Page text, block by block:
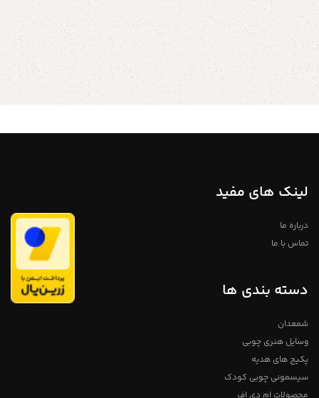
عروسک عرضه می شود. محصول :
عروسک چوبی جنس : چوب ساده
روشن اندازه : طول ۸ الی ۹ سانتی متر
عرض ۳ الی ۴ سانتی متر رنگ :
نقاشی شده با لایه نیم پلی استر برای
رنگ آمیزی آسان برای اطلاعات بیشتر
از طریق دایرکت و یا به شماره
09357478096 از طریق واتساپ و
تلگرام پیام بدید لطفا توجه داشته
باشید که به دلیل اختصاصی و دست
ساز بودن مجموعه های چوبی
است در ابعاد بسیار کم متفاوت
روش منحصر به فرد عروسک سازی به
سرعت تا منطقه توهوکو که یک
منطقه دارای چشمه های آبگرم است،
گسترش یافت. بررسی ها نشان می
دهد که اولین عروسک های کوکشی
میلادی ساخته شده و به بازدید
کنندگان و توریست ها ی چشمه های
آب گرم در شمال شرقی ژاپن فروخته
می شدند.
ساز خود بیان می کند. فرم هنری
جنس : چوب طراحی شده اندازه : طول
13 سانتی متر عرض 4 الی 5 سانتی
متر رنگ : همرنگ چوب با لایه نیم پلی
استر اگر شما به دنبال ایده های
جدید برای طراحی هستید به شما وب
سایت pinterest را پیشنهاد میدهیم
برای اطلاعات بیشتر از طریق دایرکت و
یا به شماره 09357478096 از طریق
واتساپ و تلگرام پیام بدید لطفا توجه
داشته باشید که به دلیل اختصاصی و
لینک های مفید
درباره ما
تماس با ما
دسته بندی ها
شمعدان
وسایل هنری چوبی
پکیج های هدیه
سیسمونی چوبی کودک